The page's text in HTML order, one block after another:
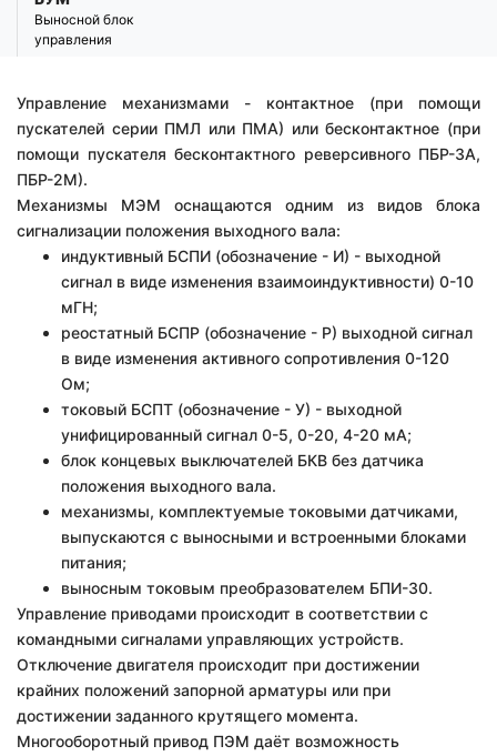
Выносной блок
управления
Управление механизмами - контактное (при помощи
пускателей серии ПМЛ или ПМА) или бесконтактное (при
помощи пускателя бесконтактного реверсивного ПБР-3А,
ПБР-2М).
Механизмы МЭМ оснащаются одним из видов блока
сигнализации положения выходного вала:
индуктивный БСПИ (обозначение - И) - выходной
сигнал в виде изменения взаимоиндуктивности) 0-10
мГН;
реостатный БСПР (обозначение - Р) выходной сигнал
в виде изменения активного сопротивления 0-120
Ом;
токовый БСПТ (обозначение - У) - выходной
унифицированный сигнал 0-5, 0-20, 4-20 мА;
блок концевых выключателей БКВ без датчика
положения выходного вала.
механизмы, комплектуемые токовыми датчиками,
выпускаются с выносными и встроенными блоками
питания;
выносным токовым преобразователем БПИ-30.
Управление приводами происходит в соответствии с
командными сигналами управляющих устройств.
Отключение двигателя происходит при достижении
крайних положений запорной арматуры или при
достижении заданного крутящего момента.
Многооборотный привод ПЭМ даёт возможность